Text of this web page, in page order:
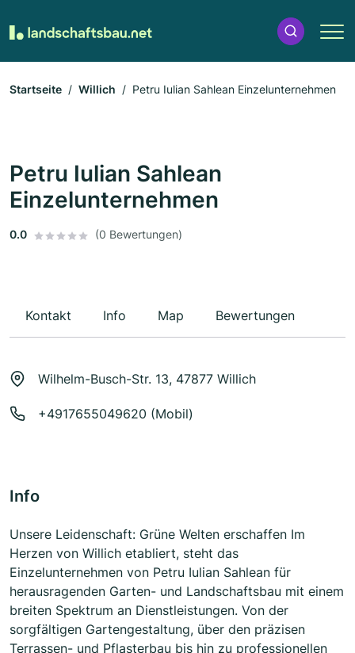
Startseite Willich Petru Iulian Sahlean Einzelunternehmen
Petru Iulian Sahlean
Einzelunternehmen
0.0 (0 Bewertungen)
Kontakt Info Map Bewertungen
Wilhelm-Busch-Str. 13, 47877 Willich
+4917655049620 (Mobil)
Info
Unsere Leidenschaft: Grüne Welten erschaffen Im
Herzen von Willich etabliert, steht das
Einzelunternehmen von Petru Iulian Sahlean für
herausragenden Garten- und Landschaftsbau mit einem
breiten Spektrum an Dienstleistungen. Von der
sorgfältigen Gartengestaltung, über den präzisen
Terrassen- und Pflasterbau bis hin zu professionellen